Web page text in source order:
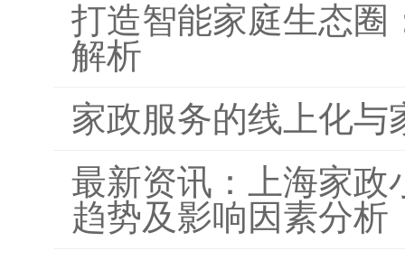
打造智能家庭生态圈
解析
家政服务的线上化与
最新资讯：上海家政
趋势及影响因素分析